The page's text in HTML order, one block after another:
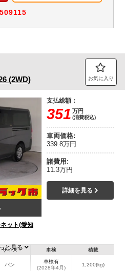
(2WD) お気に入り
ット(愛知
支払総額：
351 万円
(消費税込)
車両価格:
339.8万円
諸費用:
11.3万円
詳細を見る
サイズ
バン
車検
車検有
(2028年4月)
積載
1,200(kg)
と見る